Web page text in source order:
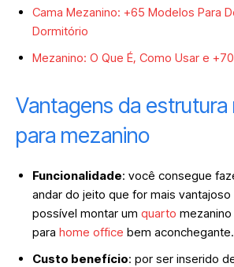
Cama Mezanino: +65 Modelos Para
Dormitório
Mezanino: O Que É, Como Usar e
Vantagens da estrutura
para mezanino
Funcionalidade: você consegue
andar do jeito que for mais vantajoso
possível montar um quarto
para home office bem aconchegante.
Custo benefício: por ser inserido